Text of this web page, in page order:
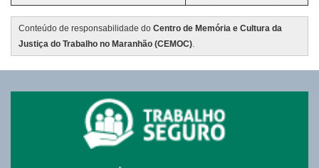
Conteúdo de responsabilidade do Centro de Memória e Cultura da
Justiça do Trabalho no Maranhão (CEMOC)